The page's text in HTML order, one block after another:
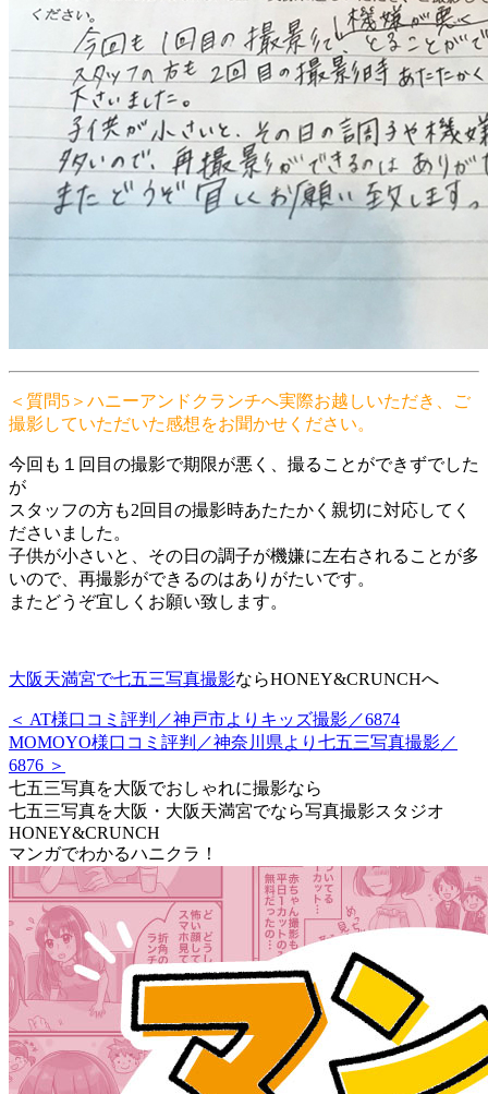
＜質問5＞ハニーアンドクランチへ実際お越しいただき、ご
撮影していただいた感想をお聞かせください。
今回も１回目の撮影で期限が悪く、撮ることができずでした
が
スタッフの方も2回目の撮影時あたたかく親切に対応してく
ださいました。
子供が小さいと、その日の調子が機嫌に左右されることが多
いので、再撮影ができるのはありがたいです。
またどうぞ宜しくお願い致します。
大阪天満宮で七五三写真撮影ならHONEY&CRUNCHへ
＜ AT様口コミ評判／神戸市よりキッズ撮影／6874
MOMOYO様口コミ評判／神奈川県より七五三写真撮影／
6876 ＞
七五三写真を大阪でおしゃれに撮影なら
七五三写真を大阪・大阪天満宮でなら写真撮影スタジオ
HONEY&CRUNCH
マンガでわかるハニクラ！